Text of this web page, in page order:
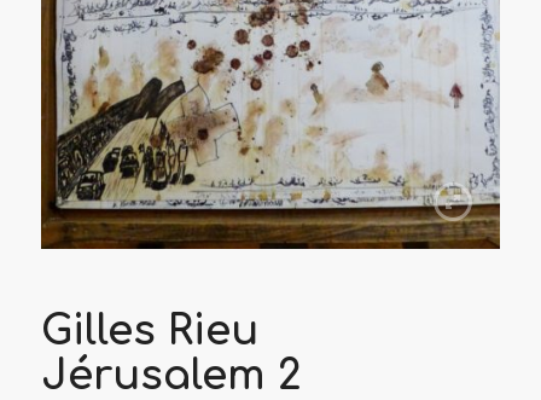
Gilles Rieu
Jérusalem 2